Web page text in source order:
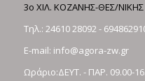
3ο ΧΙΛ. ΚΟΖΑΝΗΣ-ΘΕΣ/
Τηλ.: 24610 28092-
E-mail: info@agora-zw.gr
Ωράριο:ΔΕΥΤ. - ΠΑΡ. 09.00-